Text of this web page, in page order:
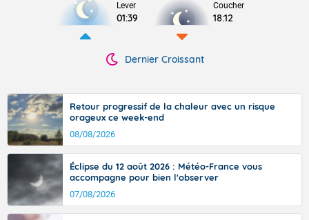
Lever
01:39
Coucher
18:12
Dernier Croissant
Retour progressif de la chaleur avec un risque
orageux ce week-end
08/08/2026
Éclipse du 12 août 2026 : Météo-France vous
accompagne pour bien l'observer
07/08/2026